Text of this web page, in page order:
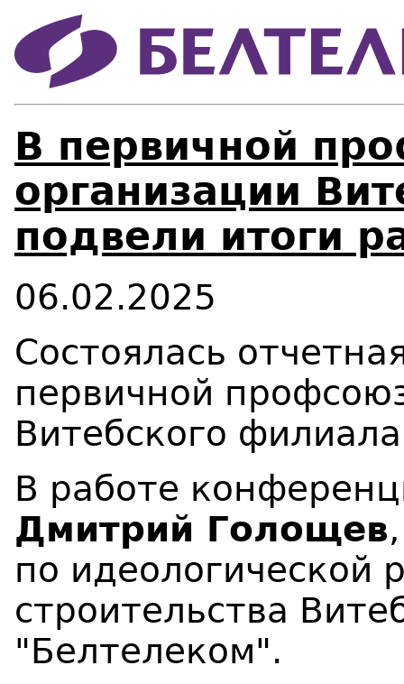
В первичной
организации
подвели итоги
06.02.2025
Состоялась
первичной
Витебского
В работе
Дмитрий Голощев
по идеологической
строительства
"Белтелеком".